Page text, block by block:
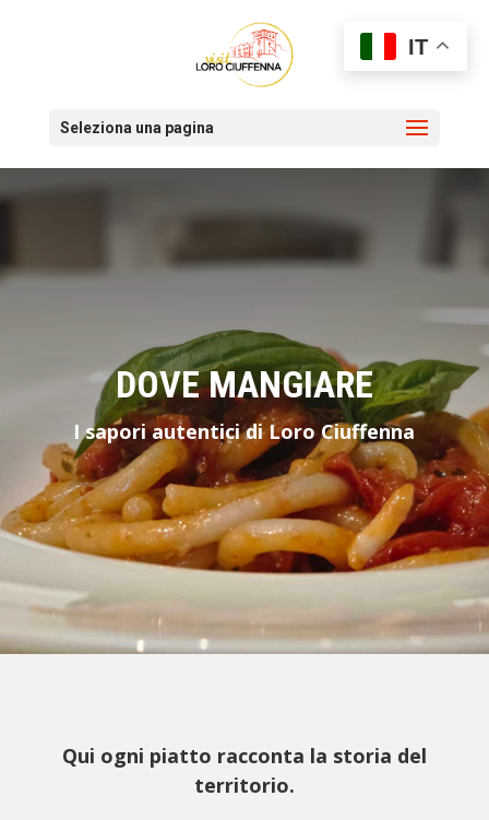
Seleziona una pagina
DOVE MANGIARE
I sapori autentici di Loro Ciuffenna
Qui ogni piatto racconta la storia del
territorio.
IT